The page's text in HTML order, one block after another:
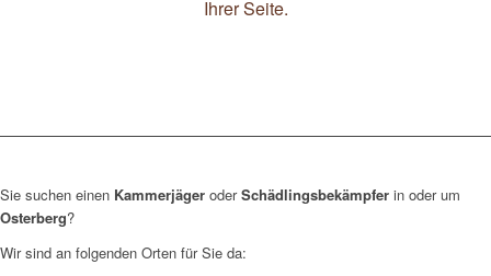
Ihrer Seite.
Sie suchen einen Kammerjäger oderSchädlingsbekämpfer in oder um
Osterberg?
Wir sind an folgenden Orten für Sie da: